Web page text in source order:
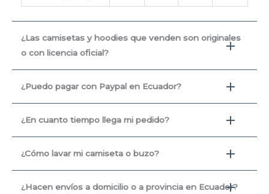
¿Las camisetas y hoodies que venden son originales
o con licencia oficial?
¿Puedo pagar con Paypal en Ecuador?
¿En cuanto tiempo llega mi pedido?
¿Cómo lavar mi camiseta o buzo?
¿Hacen envíos a domicilio o a provincia en Ecuador?